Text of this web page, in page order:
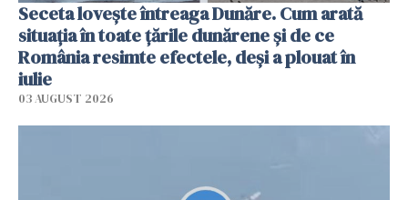
Seceta lovește întreaga Dunăre. Cum arată
situația în toate țările dunărene și de ce
România resimte efectele, deși a plouat în
iulie
03 AUGUST 2026